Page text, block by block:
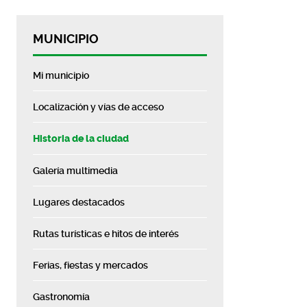
MUNICIPIO
Mi municipio
Localización y vías de acceso
Historia de la ciudad
Galería multimedia
Lugares destacados
Rutas turísticas e hitos de interés
Ferias, fiestas y mercados
Gastronomía